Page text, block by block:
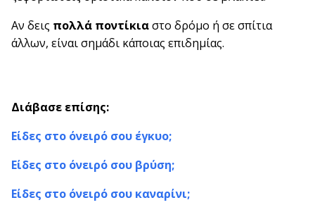
Αν δεις πολλά ποντίκιαστο δρόμο ή σε σπίτια
άλλων, είναι σημάδι κάποιας επιδημίας.
Διάβασε επίσης:
Είδες στο όνειρό σου έγκυο;
Είδες στο όνειρό σου βρύση;
Είδες στο όνειρό σου καναρίνι;